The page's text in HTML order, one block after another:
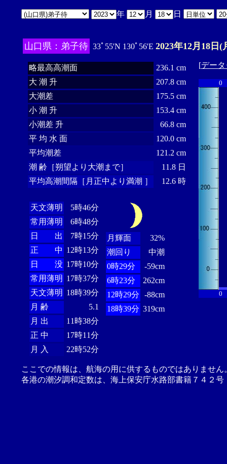
年 月 日
山口県：弟子待 33ﾟ55'N 130ﾟ56'E 2023年12月18日(
略最高高潮面
236.1 cm
大 潮 升
207.8 cm
大潮差
175.5 cm
小 潮 升
153.4 cm
小潮差 升
66.8 cm
平 均 水 面
120.0 cm
平均潮差
121.2 cm
潮 齢［朔望より大潮まで］
11.8 日
平均高潮間隔［月正中より満潮 ］
12.6 時
天文薄明
5時46分
常用薄明
6時48分
日 出
7時15分
正 中 12時13分
日 没 17時10分
常用薄明 17時37分
天文薄明 18時39分
月 齢
5.1
月 出
11時38分
正 中
17時11分
月 入
22時52分
月輝面
32%
潮回り
中潮
0時29分
-59cm
6時23分
262cm
12時29分
-88cm
18時39分 319cm
[デー
0
0
ここでの情報は、航海の用に供するものではありませ
各港の潮汐調和定数は、海上保安庁水路部書籍７４２